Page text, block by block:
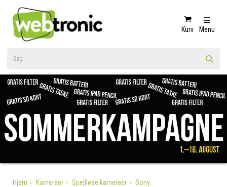
Kurv Menu
Hjem Kameraer Spejlløse kameraer Sony